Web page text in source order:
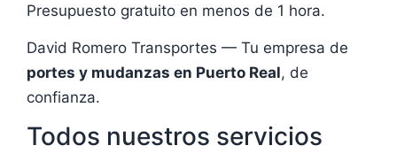
Presupuesto gratuito en menos de 1 hora.
David Romero Transportes — Tu empresa de
portes y mudanzas en Puerto Real, de
confianza.
Todos nuestros servicios